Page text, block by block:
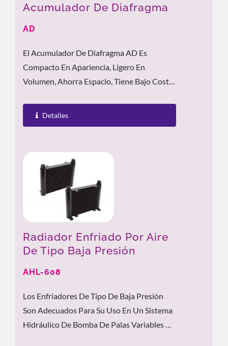
Acumulador De Diafragma
AD
El Acumulador De Diafragma AD Es
Compacto En Apariencia, Ligero En
Volumen, Ahorra Espacio, Tiene Bajo Costo
Detalles
Radiador Enfriado Por Aire
De Tipo Baja Presión
AHL-608
Los Enfriadores De Tipo De Baja Presión
Son Adecuados Para Su Uso En Un Sistema
Hidráulico De Bomba De Palas Variables De